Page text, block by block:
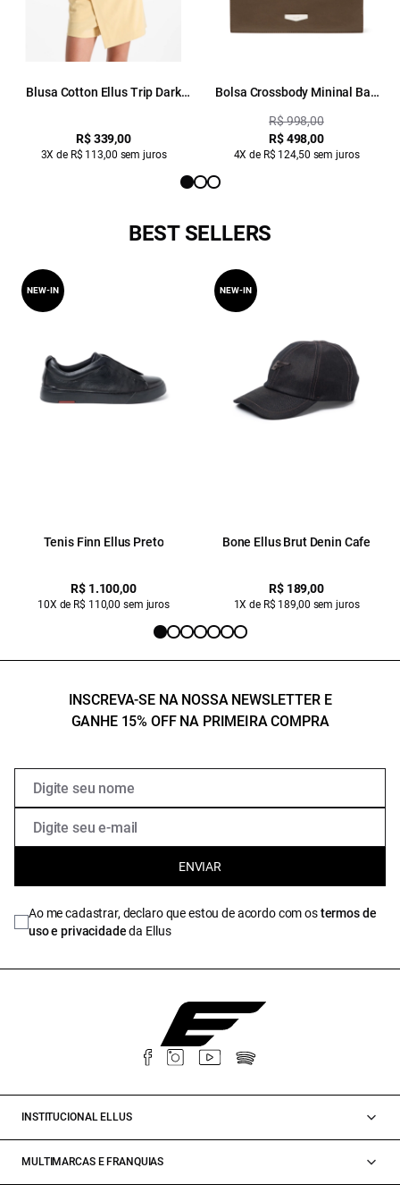
Blusa Cotton Ellus Trip Dark
R$ 339,00
3X de R$ 113,00 sem juros
Bolsa Crossbody Mininal Bag
R$ 998,00
R$ 498,00
4X de R$ 124,50 sem juros
BEST SELLERS
Tenis Finn Ellus Preto
R$ 1.100,00
10X de R$ 110,00 sem juros
NEW-IN
Bone Ellus Brut Denin Cafe
R$ 189,00
1X de R$ 189,00 sem juros
NEW-IN
INSCREVA-SE NA NOSSA NEWSLETTER E
GANHE 15% OFF NA PRIMEIRA COMPRA
ENVIAR
Ao me cadastrar, declaro que estou de acordo com ostermos de
uso e privacidadeda Ellus
INSTITUCIONAL ELLUS
MULTIMARCAS E FRANQUIAS